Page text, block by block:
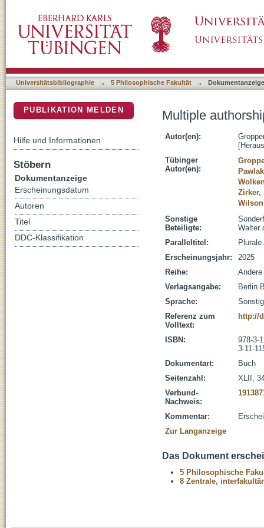
Universitätsbibliographie → 5 Philosophische Fakultät → Dokumentanzeige
Multiple
Autor(en):
Tübinger
Autor(en):
Zirker,
Sonstige
Beteiligte:
Walter
Paralleltitel:
Erscheinungsjahr:
2025
Reihe:
Verlagsangabe:
Berlin
Sprache:
Referenz zum
Volltext:
http://
ISBN:
978-3-
3-11-
Dokumentart:
Buch
Seitenzahl:
XLII,
Verbund-
Nachweis:
Kommentar:
Zur Langanzeige
Das Dokument
5 Philosophische
8 Zentrale,
PUBLIKATION MELDEN
Hilfe und Informationen
Stöbern
Dokumentanzeige
Erscheinungsdatum
Autoren
Titel
DDC-Klassifikation